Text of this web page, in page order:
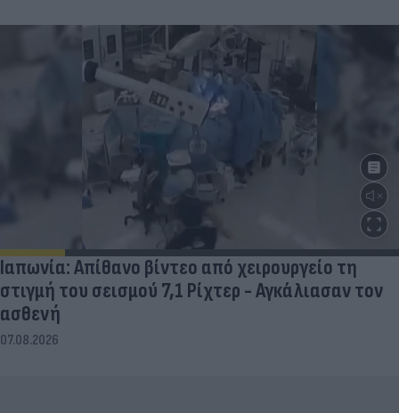
Ιαπωνία: Απίθανο βίντεο από χειρουργείο τη
στιγμή του σεισμού 7,1 Ρίχτερ - Αγκάλιασαν τον
ασθενή
07.08.2026